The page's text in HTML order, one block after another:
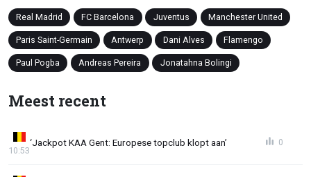
Real Madrid FC Barcelona Juventus Manchester United
Paris Saint-Germain Antwerp Dani Alves Flamengo
Paul Pogba Andreas Pereira Jonatahna Bolingi
Meest recent
‘Jackpot KAA Gent: Europese topclub klopt aan’
10:53
0